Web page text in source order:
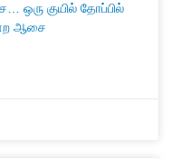
ஒரு குயில் தோப்பில்
ஆசை